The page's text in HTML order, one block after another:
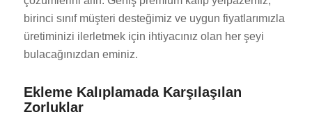
birinci sınıf müşteri desteğimiz ve uygun fiyatlarımızla
üretiminizi ilerletmek için ihtiyacınız olan her şeyi
bulacağınızdan eminiz.
Ekleme Kalıplamada Karşılaşılan
Zorluklar